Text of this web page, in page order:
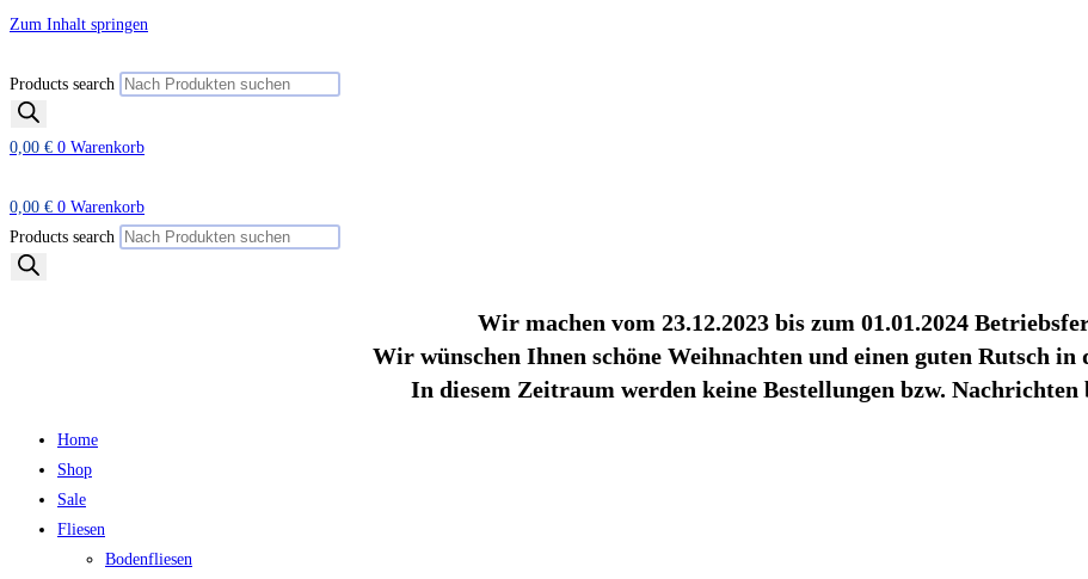
Zum Inhalt springen
Products search
0,00 € 0 Warenkorb
0,00 € 0 Warenkorb
Products search
Wir machen vom 23.12.2023 bis zum 01.01.2024
Wir wünschen Ihnen schöne Weihnachten und einen guten Rutsch in
In diesem Zeitraum werden keine Bestellungen bzw. Nachrichten
Home
Shop
Sale
Fliesen
Bodenfliesen